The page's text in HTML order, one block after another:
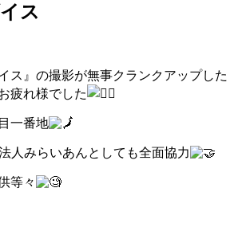
ス
ス』の撮影が無事クランクアップした
疲れ様でした
一番地
人みらいあんとしても全面協力
等々